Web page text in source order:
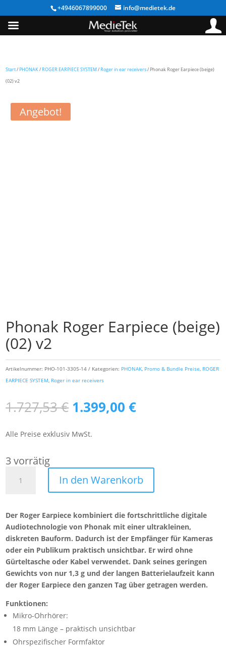
+4946067899000 info@medietek.de
Start/ PHONAK/ ROGER EARPIECE SYSTEM/ Roger in ear receivers/ Phonak Roger Earpiece (beige)
(02) v2
Angebot!
Phonak Roger Earpiece (beige)
(02) v2
Artikelnummer: PHO-101-3305-14 Kategorien: PHONAK Promo & Bundle Preise ROGER
EARPIECE SYSTEM Roger in ear receivers
1.727,53€ Ursprünglicher
Preis
war:
1.727,53 €
1.399,00€Aktueller
Alle Preise exklusiv MwSt.
3 vorrätig
Roger
(02)
v2
Menge
In den Warenkorb
Der Roger Earpiece kombiniert die fortschrittliche digitale
Audiotechnologie von Phonak mit einer ultrakleinen,
diskreten Bauform. Dadurch ist der Empfänger für Kameras
oder ein Publikum praktisch unsichtbar. Er wird ohne
Gürteltasche oder Kabel verwendet. Dank seines geringen
Gewichts von nur 1,3 g und der langen Batterielaufzeit kann
der Roger Earpiece den ganzen Tag über getragen werden.
Funktionen:
Mikro-Ohrhörer:
18 mm Länge – praktisch unsichtbar
Ohrspezifischer Formfaktor